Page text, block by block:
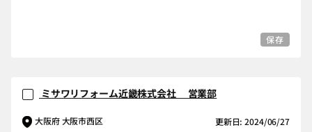
保存
ミサワリフォーム近畿株式会社 営業部
大阪府 大阪市西区 更新日: 2024/06/27